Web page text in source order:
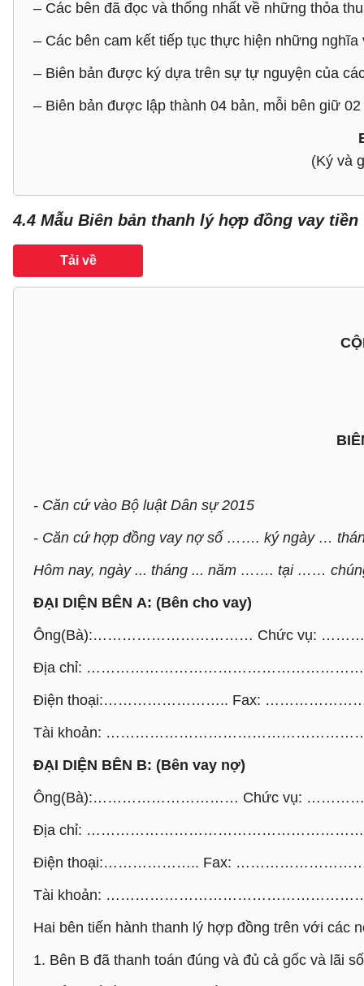
– Các bên đã đọc và thống nhất về những thỏa
– Các bên cam kết tiếp tục thực hiện những
– Biên bản được ký dựa trên sự tự nguyện của
– Biên bản được lập thành 04 bản, mỗi bên giữ
(Ký
4.4 Mẫu Biên bản thanh lý hợp đồng vay tiền
Tải về
- Căn cứ vào Bộ luật Dân sự 2015
- Căn cứ hợp đồng vay nợ số ……. ký
Hôm nay, ngày ... tháng ... năm ……. tại ……
ĐẠI DIỆN BÊN A: (Bên cho vay)
Ông(Bà):…………………………… Chức vụ:
Địa chỉ:
Điện thoại:…………………….. Fax:
Tài khoản:
ĐẠI DIỆN BÊN B: (Bên vay nợ)
Ông(Bà):………………………… Chức vụ:
Địa chỉ:
Điện thoại:……………….. Fax:
Tài khoản:
Hai bên tiến hành thanh lý hợp đồng trên với các
1. Bên B đã thanh toán đúng và đủ cả gốc